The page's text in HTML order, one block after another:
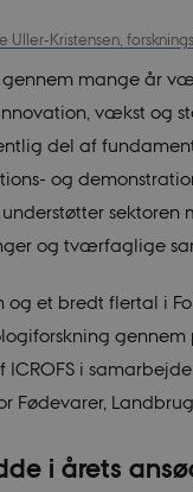
Uller-Kristensen,
gennem mange år
vækst og
del af
og
sektoren
og tværfaglige
og et bredt flertal i
gennem
ICROFS i
Fødevarer, Landbrug
i årets